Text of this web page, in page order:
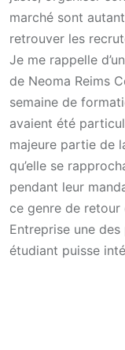
marché sont
retrouver les
Je me rappelle
de Neoma Reims
semaine de
avaient été
majeure partie de
qu’elle se
pendant leur
ce genre de retour
Entreprise une des
étudiant puisse